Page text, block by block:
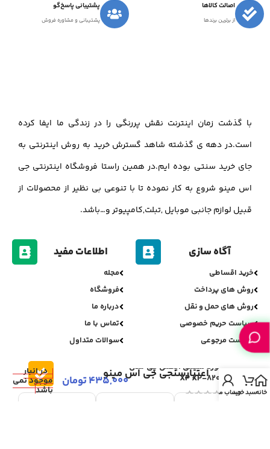
اصالت کالاها
از برترین برندها
پشتیبانی پاسخ‌گو
پشتیبانی و مشاوره فروش
با گذشت زمان اینترنت نقش پررنگی را در زندگی ما ایفا کرده
است.در دهه ی گذشته شاهد گسترش خرید به روش اینترنتی به
جای خرید سنتی بوده ایم.در همین راستا فروشگاه اینترنتی جی
اس مینو شروع به کار نموده تا با تنوعی بی نظیر از محصولات از
قبیل لوازم جانبی موبایل ,تبلت,کامپیوتر و…باشد.
آگاه سازی
خرید اقساطی
روش های پرداخت
روش های حمل و نقل
سیاست حریم خصوصی
سیاست مرجوعی
اطلاعات مفید
مجله
فروشگاه
درباره ما
تماس با ما
سوالات متداول
اعتبارسنجی جی اس مینو
خانهسبد خریدحساب من
کیبورد سیمی ایکس پی مدل
XP XP-8200N
435,000تومان
در انبار
موجود نمی
باشد